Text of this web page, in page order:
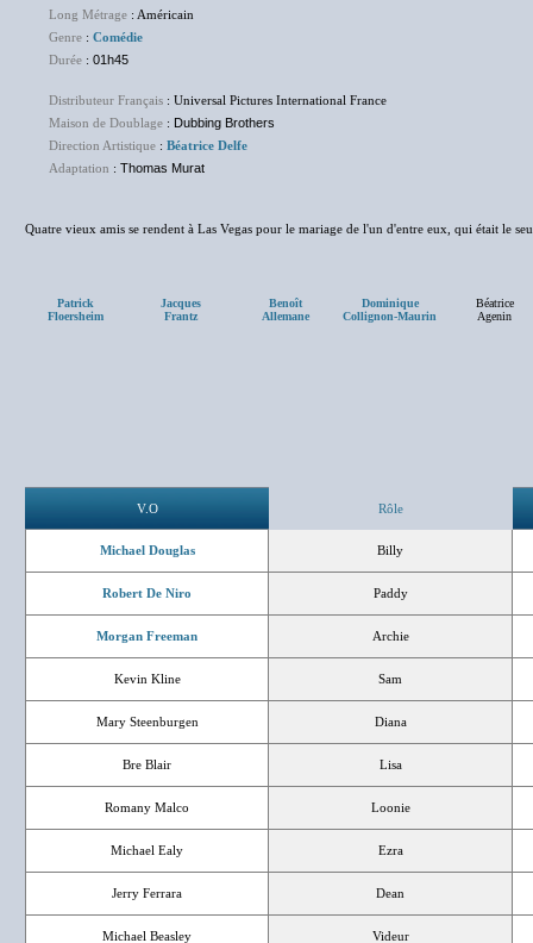
Long Métrage : Américain
Genre : Comédie
Durée : 01h45
Distributeur Français : Universal Pictures International France
Maison de Doublage : Dubbing Brothers
Direction Artistique : Béatrice Delfe
Adaptation : Thomas Murat
Quatre vieux amis se rendent à Las Vegas pour le mariage de l'un d'entre eux, qui était le
Patrick
Floersheim
Jacques
Frantz
Benoît
Allemane
Dominique
Collignon-Maurin
Béatrice
Agenin
V.O Rôle
Michael Douglas Billy
Robert De Niro Paddy
Morgan Freeman Archie
Kevin Kline Sam
Mary Steenburgen Diana
Bre Blair Lisa
Romany Malco Loonie
Michael Ealy Ezra
Jerry Ferrara Dean
Michael Beasley Videur